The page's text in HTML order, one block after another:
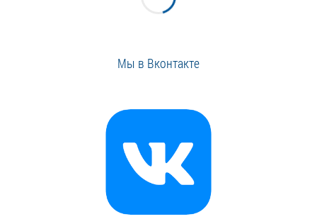
Мы в Вконтакте